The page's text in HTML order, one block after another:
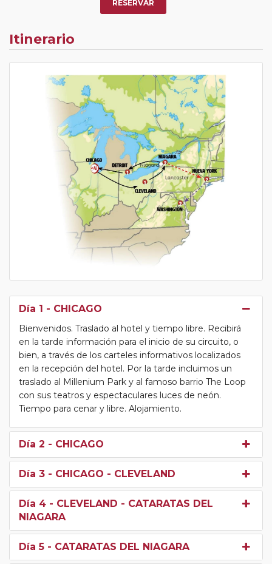
RESERVAR
Itinerario
Día 1 - CHICAGO
Bienvenidos. Traslado al hotel y tiempo libre. Recibirá
en la tarde información para el inicio de su circuito, o
bien, a través de los carteles informativos localizados
en la recepción del hotel. Por la tarde incluimos un
traslado al Millenium Park y al famoso barrio The Loop
con sus teatros y espectaculares luces de neón.
Tiempo para cenar y libre. Alojamiento.
Día 2 - CHICAGO
Día 3 - CHICAGO - CLEVELAND
Día 4 - CLEVELAND - CATARATAS DEL
NIAGARA
Día 5 - CATARATAS DEL NIAGARA